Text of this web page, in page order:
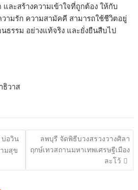
ละสร้างความเข้าใจที่ถูกต้อง ให้กับ
ามรัก ความสามัคคี สามารถใช้ชีวิตอยู่
รรม อย่างแท้จริง และยั่งยืนสืบไป
ธิวาส
อวิน
มสุข
ลพบุรี จัดพิธีบวงสรวงวางศิลา
ฤกษ์เทวสถานมหาเทพเศรษฐีเมือง
ละโว้